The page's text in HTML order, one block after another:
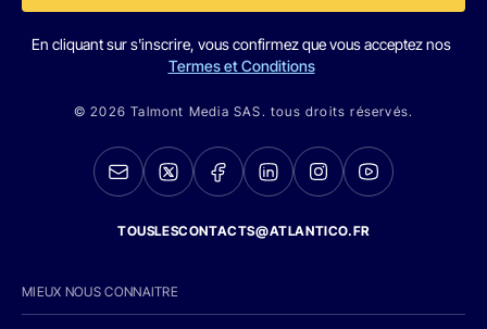
En cliquant sur s'inscrire, vous confirmez que vous acceptez nos
Termes et Conditions
© 2026 Talmont Media SAS. tous droits réservés.
TOUSLESCONTACTS@ATLANTICO.FR
MIEUX NOUS CONNAITRE